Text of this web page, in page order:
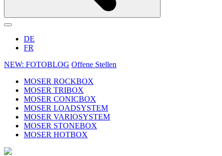
DE
FR
NEW: FOTOBLOG Offene Stellen
MOSER ROCKBOX
MOSER TRIBOX
MOSER CONICBOX
MOSER LOADSYSTEM
MOSER VARIOSYSTEM
MOSER STONEBOX
MOSER HOTBOX